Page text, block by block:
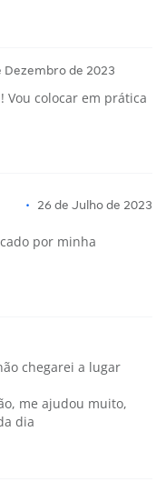
Dezembro de 2023
Vou colocar em prática
• 26 de Julho de 2023
por minha
chegarei a lugar
me ajudou muito,
dia